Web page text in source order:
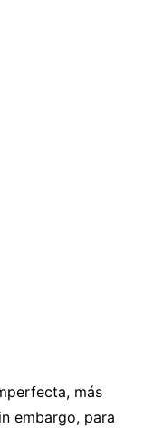
más
embargo, para